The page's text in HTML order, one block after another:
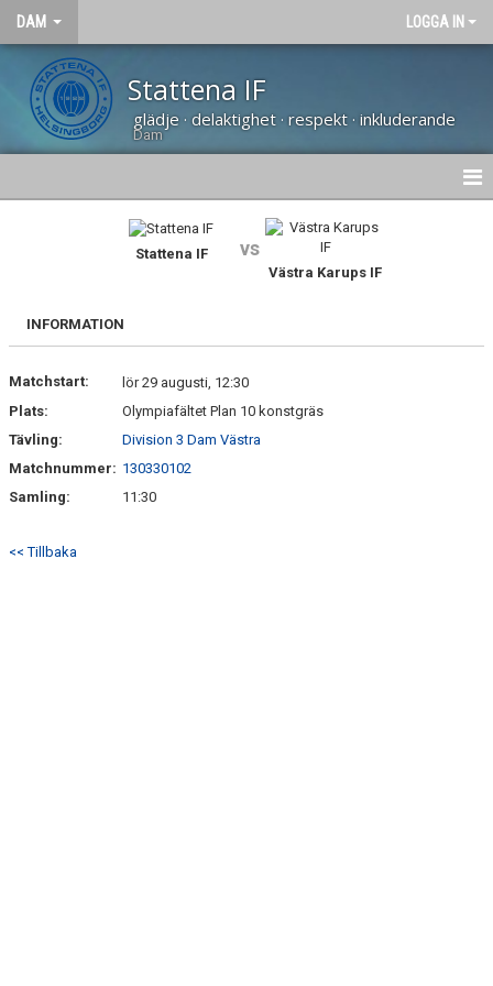
DAM LOGGA IN
Stattena IF
glädje · delaktighet · respekt · inkluderande
Dam
KALENDER
KONTAKT
Stattena IF vs
Västra Karups IF
INFORMATION
Matchstart:
lör 29 augusti, 12:30
Plats:
Olympiafältet Plan 10 konstgräs
Tävling:
Division 3 Dam Västra
Matchnummer: 130330102
Samling:
11:30
<< Tillbaka